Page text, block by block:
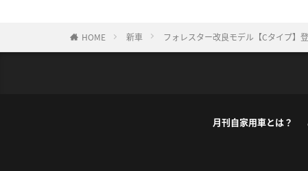
HOME 新車 フォレスター改良モデル【Cタイプ】
月刊自家用車とは？